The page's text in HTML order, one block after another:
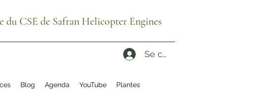
Se connecter
Blog Agenda YouTube Plantes
CSE de Safran Helicopter Engines